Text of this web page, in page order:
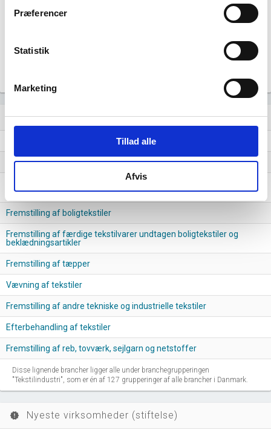
Præferencer
Statistik
Marketing
Tillad alle
Afvis
10
question_answer Lignende brancher
Fremstilling af trikotagestoffer
Forbehandling og spinding af tekstilfibre
beklædningsartikler
Fremstilling af boligtekstiler
Fremstilling af færdige tekstilvarer undtagen boligtekstiler og
beklædningsartikler
Fremstilling af tæpper
Vævning af tekstiler
Fremstilling af andre tekniske og industrielle tekstiler
Efterbehandling af tekstiler
Fremstilling af reb, tovværk, sejlgarn og netstoffer
Disse lignende brancher ligger alle under branchegrupperingen
"Tekstilindustri", som er én af 127 grupperinger af alle brancher i Danmark.
new_releases Nyeste virksomheder (stiftelse)